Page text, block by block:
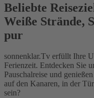
Beliebte
Weiße Strände,
pur
sonnenklar.Tv erfüllt Ihre
Ferienzeit. Entdecken Sie
Pauschalreise und
auf den Kanaren, in der
sein?